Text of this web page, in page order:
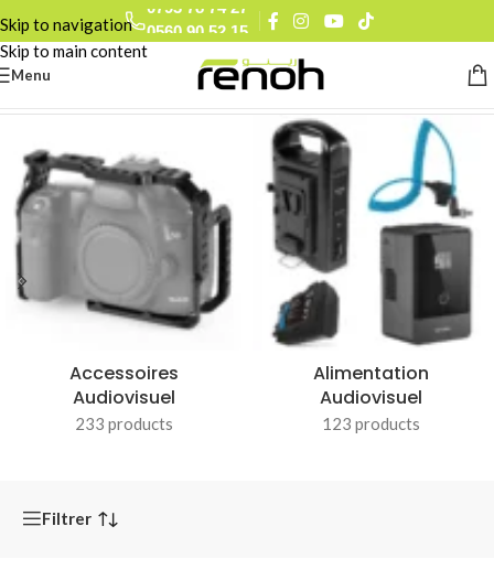
Skip to navigation
Skip to main content
0560 90 52 15
Menu
Accessoires
Audiovisuel
233 products
Alimentation
Audiovisuel
123 products
Filtrer